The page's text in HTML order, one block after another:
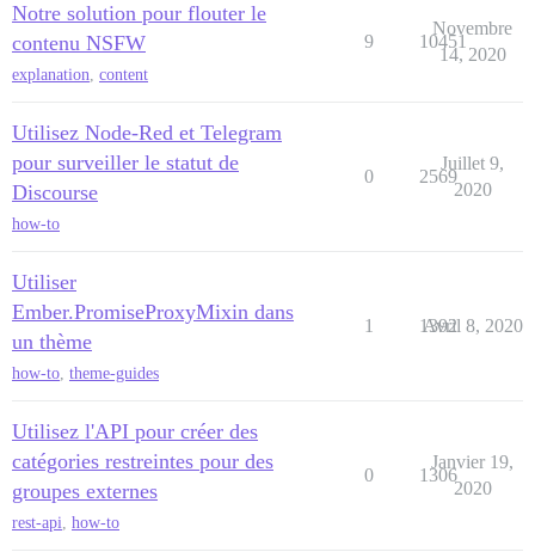
Notre solution pour flouter le
contenu NSFW
explanation, content
9 10451
Novembre
14, 2020
Utilisez Node-Red et Telegram
pour surveiller le statut de
Discourse
how-to
0 2569
Juillet 9,
2020
Utiliser
Ember.PromiseProxyMixin dans
un thème
how-to, theme-guides
1 1392
Avril 8, 2020
Utilisez l'API pour créer des
catégories restreintes pour des
groupes externes
rest-api, how-to
0 1306
Janvier 19,
2020